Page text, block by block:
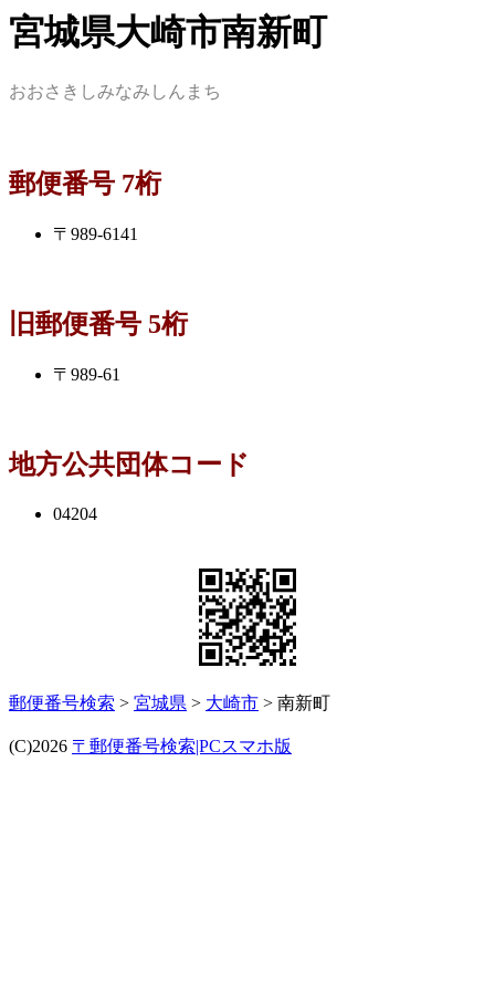
宮城県大崎市南新町
おおさきしみなみしんまち
郵便番号 7桁
〒989-6141
旧郵便番号 5桁
〒989-61
地方公共団体コード
04204
郵便番号検索 > 宮城県 > 大崎市 > 南新町
(C)2026 〒郵便番号検索|PCスマホ版